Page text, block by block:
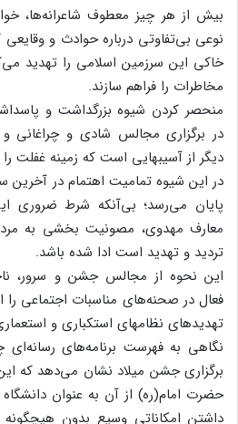
بیش‌ از هر چیز معطوف‌ شاعرانه‌ها،
نوعی‌ بی‌تفاوتی‌ درباره‌ حوادث‌ و
خاکی‌ این‌ سرزمین‌ اسلامی‌ را تهدید
مخاطرات‌ را فراهم‌ سازند.
منحصر کردن‌ شیوه‌ بزرگداشت‌ و
در برگزاری‌ مجالس‌ شادی‌ و چراغانی‌
دیگر از آسیبهایی‌ است‌ که‌ زمینه‌ غفلت‌
در این‌ شیوه‌ تمامیت‌ اهتمام‌ در آخرین‌
پایان‌ می‌رسد؛ بی‌آنکه‌ شرط‌ ضروری‌
معارف‌ مهدوی‌، مصونیت‌ بخشی‌ به‌
تردید و تهدید است‌ ادا شده‌ باشد.
این‌ نحوه‌ از مجالس‌ جشن‌ و سرور،
فعال‌ در صحنه‌های‌ مناسبات‌ اجتماعی‌ را
تهدیدهای‌ نظامهای‌ استکباری‌ و
نگاهی‌ به‌ فهرست‌ برنامه‌های‌
برگزاری‌ جشن‌ میلاد نشان‌ می‌دهد که‌ این‌
حضرت‌ امام‌(ره‌) از آن‌ به‌ عنوان‌
داشتن‌ امکاناتی‌ وسیع‌ بدون‌